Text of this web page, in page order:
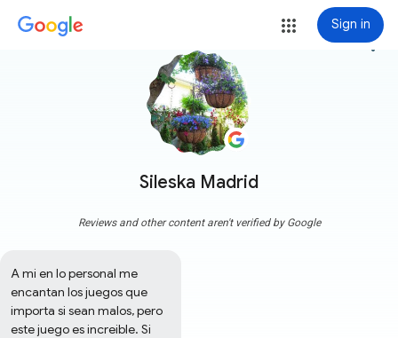
Sign in
Sileska Madrid
more_vert
Reviews and other content aren't verified by Google
A mi en lo personal me
encantan los juegos que
importa si sean malos, pero
este juego es increible. Si